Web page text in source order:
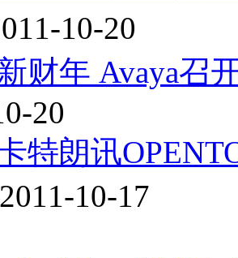
10-20
财年 Avaya召
20
特朗讯
2011-10-17